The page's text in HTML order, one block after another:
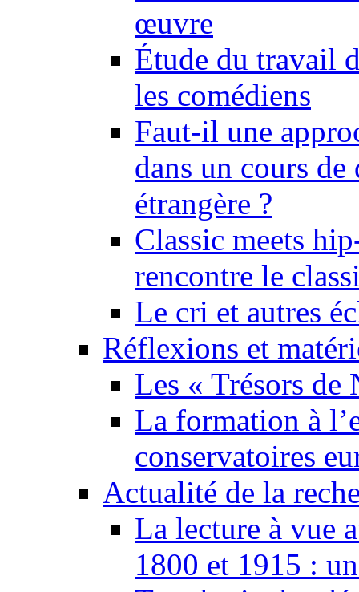
œuvre
Étude du travail
les comédiens
Faut-il une
dans un cours
étrangère ?
Classic meets
rencontre le
Le cri et autres
Réflexions et
Les « Trésors de
La formation à
conservatoires
Actualité de la
La lecture à vue
1800 et 1915 :